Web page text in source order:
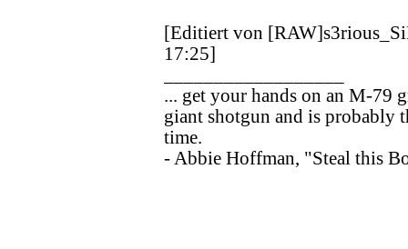
[Editiert von
17:25]
... get your hands on an M-79
giant shotgun and is probably
time.
- Abbie Hoffman, "Steal this